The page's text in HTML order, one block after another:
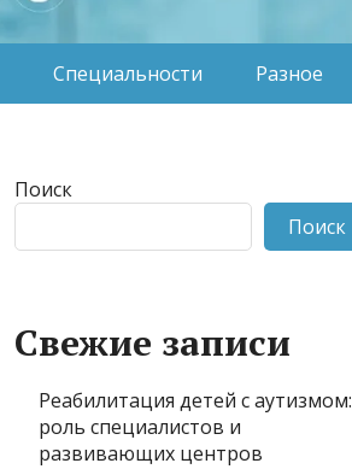
Специальности Разное
Поиск
Поиск
Свежие записи
Реабилитация детей с аутизмом:
роль специалистов и
развивающих центров